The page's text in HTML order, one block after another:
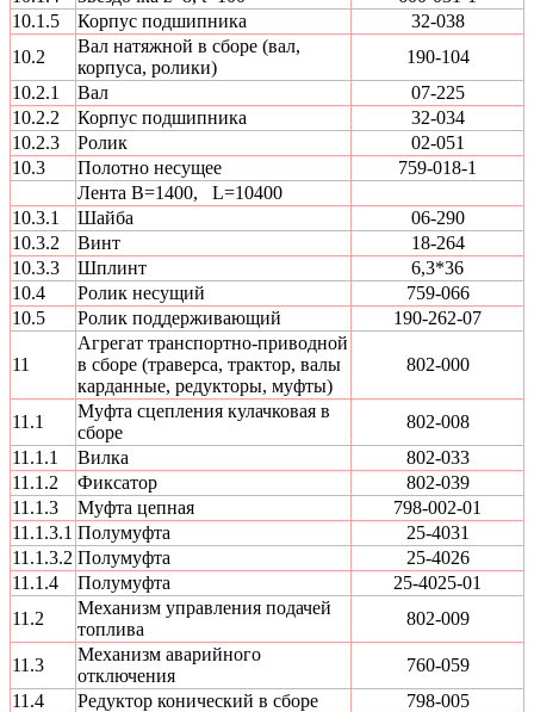
10.1.5
Корпус подшипника
32-038
10.2
Вал натяжной в сборе (вал,
корпуса, ролики)
190-104
10.2.1
Вал
07-225
10.2.2
Корпус подшипника
32-034
10.2.3
Ролик
02-051
10.3
Полотно несущее
759-018-1
Лента В=1400, L=10400
10.3.1
Шайба
06-290
10.3.2
Винт
18-264
10.3.3
Шплинт
6,3*36
10.4
Ролик несущий
759-066
10.5
Ролик поддерживающий 190-262-07
11
Агрегат транспортно-приводной
в сборе (траверса, трактор, валы
карданные, редукторы, муфты)
802-000
11.1
Муфта сцепления кулачковая в
сборе
802-008
11.1.1
Вилка
802-033
11.1.2
Фиксатор
802-039
11.1.3
Муфта цепная
798-002-01
11.1.3.1 Полумуфта
25-4031
11.1.3.2 Полумуфта
25-4026
11.1.4
Полумуфта
25-4025-01
11.2
Механизм управления подачей
топлива
802-009
11.3
Механизм аварийного
отключения
760-059
11.4
Редуктор конический в сборе
798-005